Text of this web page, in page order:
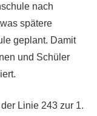
nach
spätere
geplant. Damit
und Schüler
Linie 243 zur 1.